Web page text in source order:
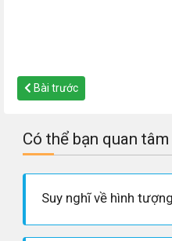
Bài trước
Có thể bạn quan tâm
Suy nghĩ về hình